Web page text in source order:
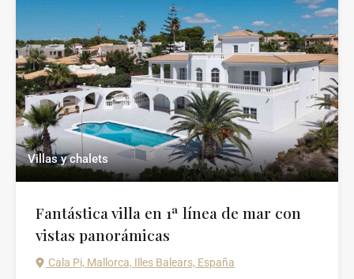
Villas y chalets
Fantástica villa en 1ª línea de mar con
vistas panorámicas
Cala Pi, Mallorca, Illes Balears, España